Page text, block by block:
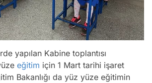
yapılan Kabine toplantısı
eğitim için 1 Mart tarihi işaret
Bakanlığı da yüz yüze eğitimin